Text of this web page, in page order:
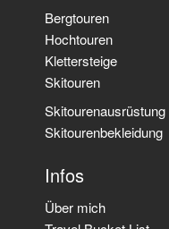
Bergtouren
Hochtouren
Klettersteige
Skitouren
Skitourenausrüstung
Skitourenbekleidung
Infos
Über mich